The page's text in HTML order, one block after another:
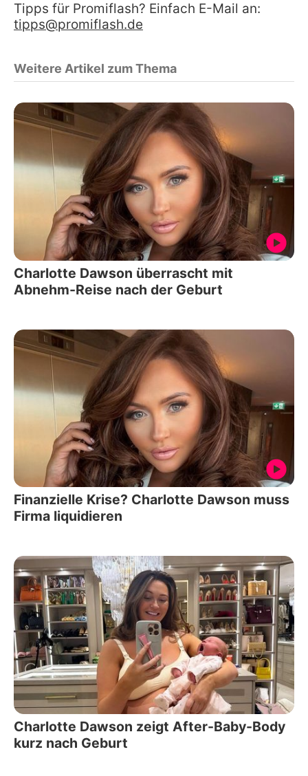
Tipps für Promiflash? Einfach E-Mail an:
tipps@promiflash.de
Weitere Artikel zum Thema
Charlotte Dawson überrascht mit
Abnehm-Reise nach der Geburt
Finanzielle Krise? Charlotte Dawson muss
Firma liquidieren
Charlotte Dawson zeigt After-Baby-Body
kurz nach Geburt